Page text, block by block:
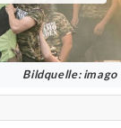
Bildquelle: imago